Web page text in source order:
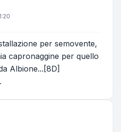
per semovente,
capronaggine per quello
Albione...[8D]